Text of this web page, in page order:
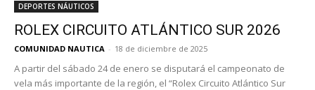
DEPORTES NÁUTICOS
ROLEX CIRCUITO ATLÁNTICO SUR 2026
COMUNIDAD NAUTICA - 18 de diciembre de 2025
A partir del sábado 24 de enero se disputará el campeonato de
vela más importante de la región, el “Rolex Circuito Atlántico Sur